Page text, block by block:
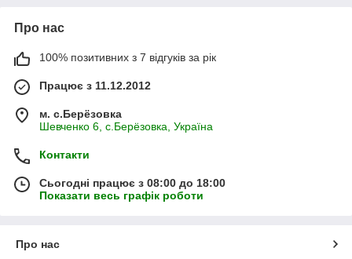
Про нас
100% позитивних з 7 відгуків за рік
Працює з 11.12.2012
м. с.Берёзовка
Шевченко 6, с.Берёзовка, Україна
Контакти
Сьогодні працює з 08:00 до 18:00
Показати весь графік роботи
Про нас